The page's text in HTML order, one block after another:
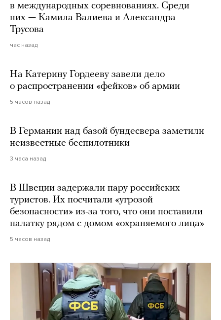
в международных соревнованиях. Среди
них — Камила Валиева и Александра
Трусова
час назад
На Катерину Гордееву завели дело
о распространении «фейков» об армии
5 часов назад
В Германии над базой бундесвера заметили
неизвестные беспилотники
3 часа назад
В Швеции задержали пару российских
туристов. Их посчитали «угрозой
безопасности» из-за того, что они поставили
палатку рядом с домом «охраняемого лица»
5 часов назад